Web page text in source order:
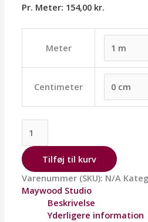
Pr. Meter: 154,00 kr.
Meter
Centimeter
Tilføj til kurv
Varenummer (SKU): N/A
Maywood Studio
Beskrivelse
Yderligere information